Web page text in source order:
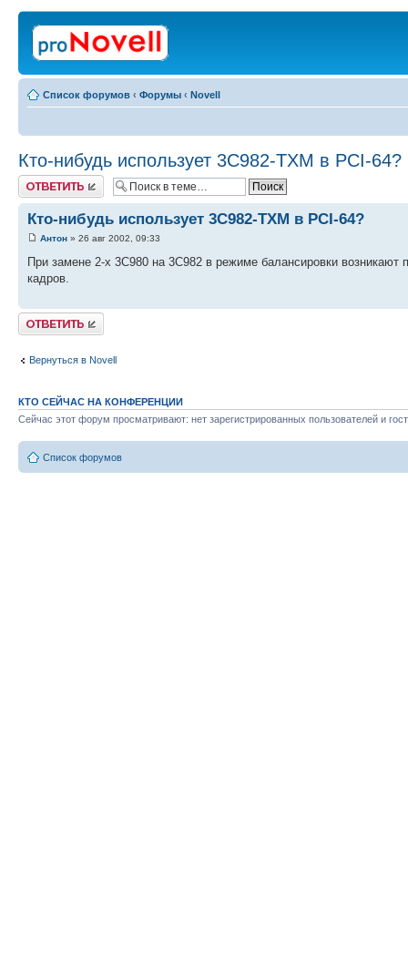
Список форумов ‹ Форумы ‹ Novell
Кто-нибудь использует 3С982-ТХМ в PCI-64?
Ответить
Кто-нибудь использует 3С982-ТХМ в PCI-64?
Антон » 26 авг 2002, 09:33
При замене 2-х 3C980 на 3С982 в режиме балансировки
кадров.
Ответить
Вернуться в Novell
КТО СЕЙЧАС НА КОНФЕРЕНЦИИ
Сейчас этот форум просматривают: нет зарегистрированных пользователей и
Список форумов